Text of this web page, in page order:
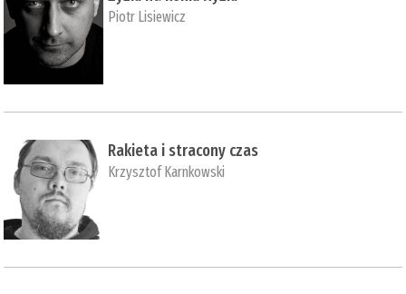
Piotr Lisiewicz
Rakieta i stracony czas
Krzysztof Karnkowski